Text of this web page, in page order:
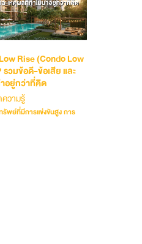
Rise (Condo Low
รวมข้อดี-ข้อเสีย และ
อยู่กว่าที่คิด
ความรู้
พย์ที่มีการแข่งขันสูง การ